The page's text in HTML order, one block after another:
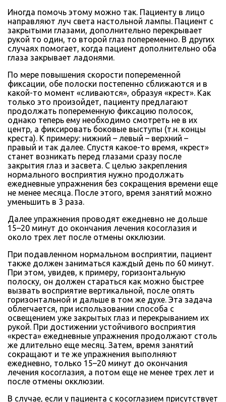
Иногда помочь этому можно так. Пациенту в лицо
направляют луч света настольной лампы. Пациент с
закрытыми глазами, дополнительно перекрывает
рукой то один, то второй глаз попеременно. В других
случаях помогает, когда пациент дополнительно оба
глаза закрывает ладонями.
По мере повышения скорости попеременной
фиксации, обе полоски постепенно сближаются и в
какой-то момент «сливаются», образуя «крест». Как
только это произойдет, пациенту предлагают
продолжать попеременную фиксацию полосок,
однако теперь ему необходимо смотреть не в их
центр, а фиксировать боковые выступы (т.н. концы
креста). К примеру: нижний – левый – верхний –
правый и так далее. Спустя какое-то время, «крест»
станет возникать перед глазами сразу после
закрытия глаз и засвета. С целью закрепления
нормального восприятия нужно продолжать
ежедневные упражнения без сокращения времени еще
не менее месяца. После этого, время занятий можно
уменьшить в 3 раза.
Далее упражнения проводят ежедневно не дольше
15–20 минут до окончания лечения косоглазия и
около трех лет после отмены окклюзии.
При подавленном нормальном восприятии, пациент
также должен заниматься каждый день по 60 минут.
При этом, увидев, к примеру, горизонтальную
полоску, он должен стараться как можно быстрее
вызвать восприятие вертикальной, после опять
горизонтальной и дальше в том же духе. Эта задача
облегчается, при использовании способа с
освещением уже закрытых глаз и перекрыванием их
рукой. При достижении устойчивого восприятия
«креста» ежедневные упражнения продолжают столь
же длительно еще месяц. Затем, время занятий
сокращают и те же упражнения выполняют
ежедневно, только 15–20 минут до окончания
лечения косоглазия, а потом еще не менее трех лет и
после отмены окклюзии.
В случае, если у пациента с косоглазием присутствует